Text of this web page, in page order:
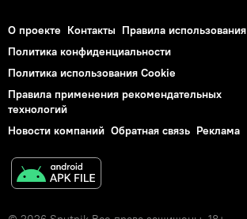
О проекте Контакты Правила использования
Политика конфиденциальности
Политика использования Cookie
Правила применения рекомендательных
технологий
Новости компаний Обратная связь Реклама